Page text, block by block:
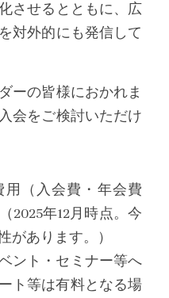
させるとともに、広
対外的にも発信して
ーの皆様におかれま
会をご検討いただけ
用（入会費・年会費
2025年12月時点。今
があります。）
ント・セミナー等へ
ト等は有料となる場